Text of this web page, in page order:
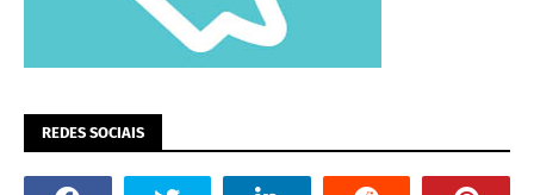
REDES SOCIAIS